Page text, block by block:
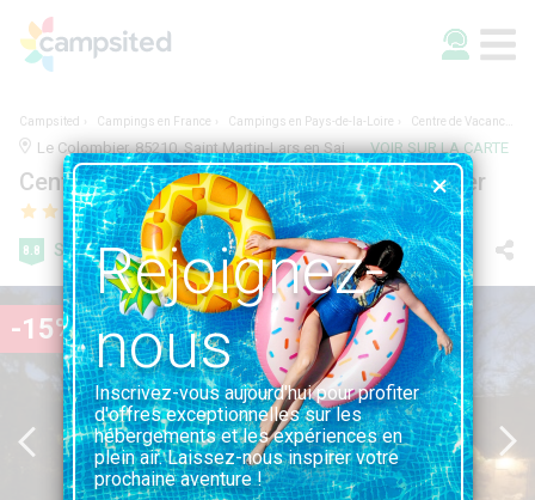
Campsited Campings en France Campings en Pays-de-la-Loire Centre de Vacances Naturiste le Colombier
Le Colombier, 85210, Saint Martin-Lars en Sainte Hermine, France | VENDÉE, PAYS-DE-LA-LOIRE VOIR SUR LA CARTE
Centre de Vacances Naturiste le Colombier
8.8 Super 291 avis
-15%
Rejoignez-
nous
Inscrivez-vous aujourd'hui pour profiter
d'offres exceptionnelles sur les
hébergements et les expériences en
plein air. Laissez-nous inspirer votre
prochaine aventure !